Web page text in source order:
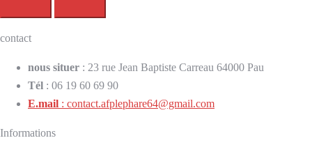
contact
nous situer : 23 rue Jean Baptiste Carreau 64000 Pau
Tél : 06 19 60 69 90
E.mail : contact.afplephare64@gmail.com
Informations